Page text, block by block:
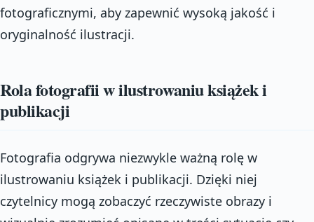
fotograficznymi, aby zapewnić wysoką jakość i
oryginalność ilustracji.
Rola fotografii w ilustrowaniu książek i
publikacji
Fotografia odgrywa niezwykle ważną rolę w
ilustrowaniu książek i publikacji. Dzięki niej
czytelnicy mogą zobaczyć rzeczywiste obrazy i